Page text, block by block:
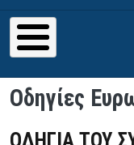
Οδηγίες